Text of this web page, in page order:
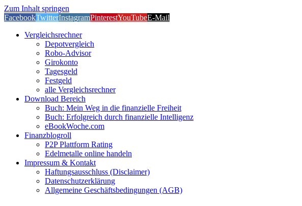
Zum Inhalt springen
FacebookTwitterInstagramPinterestYouTubeE-Mail
Vergleichsrechner
Depotvergleich
Robo-Advisor
Girokonto
Tagesgeld
Festgeld
alle Vergleichsrechner
Download Bereich
Buch: Mein Weg in die finanzielle Freiheit
Buch: Erfolgreich durch finanzielle Intelligenz
eBookWoche.com
Finanzblogroll
P2P Plattform Rating
Edelmetalle online handeln
Impressum & Kontakt
Haftungsausschluss (Disclaimer)
Datenschutzerklärung
Allgemeine Geschäftsbedingungen (AGB)